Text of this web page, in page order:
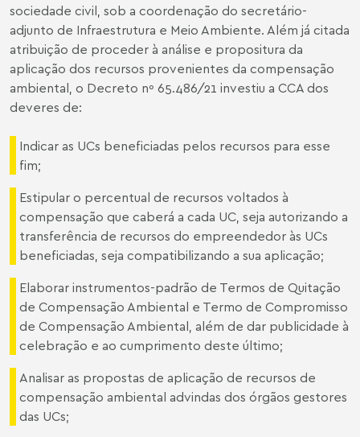
sociedade civil, sob a coordenação do secretário-
adjunto de Infraestrutura e Meio Ambiente. Além já citada
atribuição de proceder à análise e propositura da
aplicação dos recursos provenientes da compensação
ambiental, o Decreto nº 65.486/21 investiu a CCA dos
deveres de:
Indicar as UCs beneficiadas pelos recursos para esse
fim;
Estipular o percentual de recursos voltados à
compensação que caberá a cada UC, seja autorizando a
transferência de recursos do empreendedor às UCs
beneficiadas, seja compatibilizando a sua aplicação;
Elaborar instrumentos-padrão de Termos de Quitação
de Compensação Ambiental e Termo de Compromisso
de Compensação Ambiental, além de dar publicidade à
celebração e ao cumprimento deste último;
Analisar as propostas de aplicação de recursos de
compensação ambiental advindas dos órgãos gestores
das UCs;